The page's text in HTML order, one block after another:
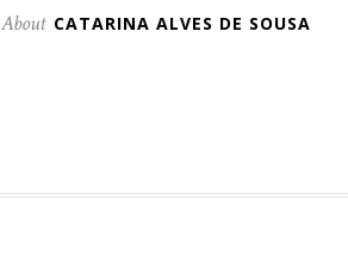
About CATARINA ALVES DE SOUSA